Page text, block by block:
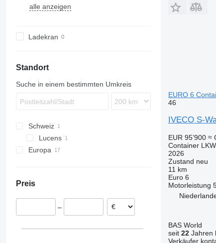
Stralis 460
TGX
Atego
Premium
P-series
FE
alle anzeigen
Ladekran
Standort
Suche in einem bestimmten Umkreis
Schweiz
Lucens
Europa
Kroatien
Frankreich
Preis
–
EURO 6
46
IVECO S-
EUR 95’900 ≈
Container LKW
2026
Zustand neu
11 km
Euro 6
Motorleistung
BAS World
seit 22Jahren
Verkäufer